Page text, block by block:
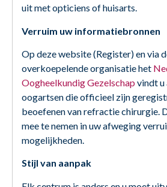
uit met opticiens of huisarts.
Verruim uw informatiebronnen
Op deze website (Register) en via
overkoepelende organisatie het
Oogheelkundig Gezelschap vindt u
oogartsen die officieel zijn
beoefenen van refractie chirurgie.
mee te nemen in uw afweging
mogelijkheden.
Stijl van aanpak